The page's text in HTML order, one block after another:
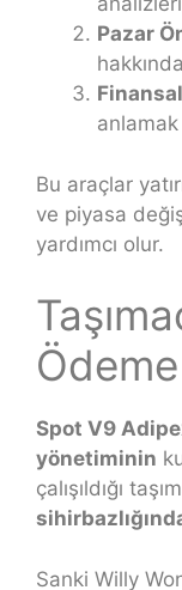
Pazar
Bu araçlar
ve piyasa
yardımcı olur.
Spot V9
yönetiminin
çalışıldığı
Sanki Willy